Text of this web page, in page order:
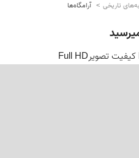
تاریخی آرامگاه‌ها